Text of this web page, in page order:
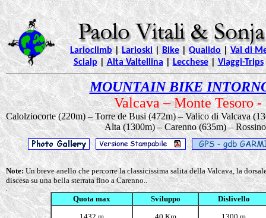
Larioclimb|Larioski| Bike|Qualido |Val di
Scialp|Alta Valtellina| Lecchese|Viaggi-Trips
MOUNTAIN BIKE
Valcava – Monte Tesoro -
Calolziocorte (220m) – Torre de Busi (472m) – Valico di Valcava
Alta (1300m) – Carenno (635m) –
Note:Un breve anello che percorre la classicissima salita della Valcava, la
discesa su una bella sterrata fino a Carenno..
Quota max Sviluppo
Dislivello